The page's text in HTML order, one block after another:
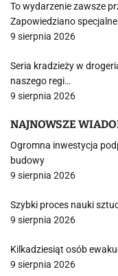
To wydarzenie zawsze
Zapowiedziano
9 sierpnia 2026
Seria kradzieży w
naszego regi…
9 sierpnia 2026
NAJNOWSZE
Ogromna inwestycja
budowy
9 sierpnia 2026
Szybki proces nauki
9 sierpnia 2026
Kilkadziesiąt osób
9 sierpnia 2026